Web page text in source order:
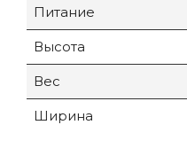
Питание
Высота
Вес
Ширина